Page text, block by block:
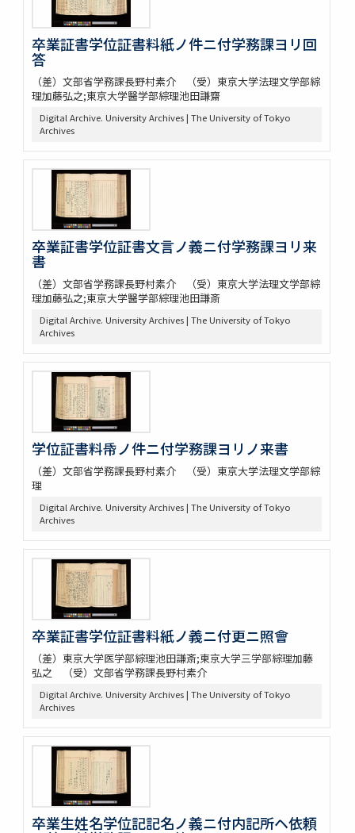
卒業証書学位証書料紙ノ件ニ付学務課ヨリ回
答
（差）文部省学務課長野村素介 （受）東京大学法理文学部綜
理加藤弘之;東京大学醫学部綜理池田謙齋
Digital Archive. University Archives | The University of Tokyo
Archives
卒業証書学位証書文言ノ義ニ付学務課ヨリ来
書
（差）文部省学務課長野村素介 （受）東京大学法理文学部綜
理加藤弘之;東京大学醫学部綜理池田謙斎
Digital Archive. University Archives | The University of Tokyo
Archives
学位証書料帋ノ件ニ付学務課ヨリノ来書
（差）文部省学務課長野村素介 （受）東京大学法理文学部綜
理
Digital Archive. University Archives | The University of Tokyo
Archives
卒業証書学位証書料紙ノ義ニ付更ニ照會
（差）東京大学医学部綜理池田謙斎;東京大学三学部綜理加藤
弘之 （受）文部省学務課長野村素介
Digital Archive. University Archives | The University of Tokyo
Archives
卒業生姓名学位記記名ノ義ニ付内記所ヘ依頼